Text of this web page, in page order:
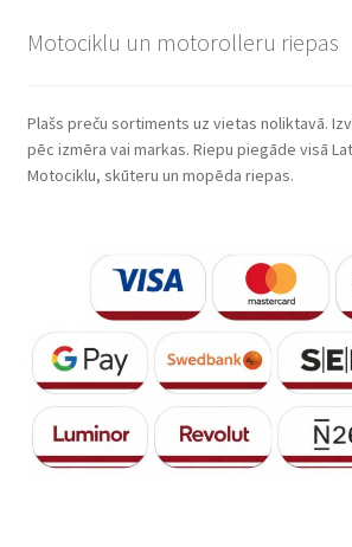
Motociklu un motorolleru riepas
Plašs preču sortiments uz vietas noliktavā.
pēc izmēra vai markas. Riepu piegāde visā
Motociklu, skūteru un mopēda riepas.